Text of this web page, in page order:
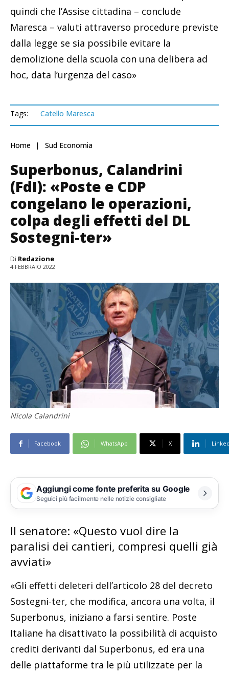
quindi che l’Assise cittadina – conclude
Maresca – valuti attraverso procedure previste
dalla legge se sia possibile evitare la
demolizione della scuola con una delibera ad
hoc, data l’urgenza del caso»
Tags: Catello Maresca
Home Sud Economia
Superbonus, Calandrini
(FdI): «Poste e CDP
congelano le operazioni,
colpa degli effetti del DL
Sostegni-ter»
Di Redazione
4 FEBBRAIO 2022
Nicola Calandrini
Facebook WhatsApp X
Aggiungi come fonte preferita su Google
Seguici più facilmente nelle notizie consigliate
Il senatore: «Questo vuol dire la
paralisi dei cantieri, compresi quelli già
avviati»
«Gli effetti deleteri dell’articolo 28 del decreto
Sostegni-ter, che modifica, ancora una volta, il
Superbonus, iniziano a farsi sentire. Poste
Italiane ha disattivato la possibilità di acquisto
crediti derivanti dal Superbonus, ed era una
delle piattaforme tra le più utilizzate per la